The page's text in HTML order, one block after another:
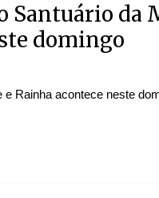
Santuário da
domingo
e Rainha acontece neste